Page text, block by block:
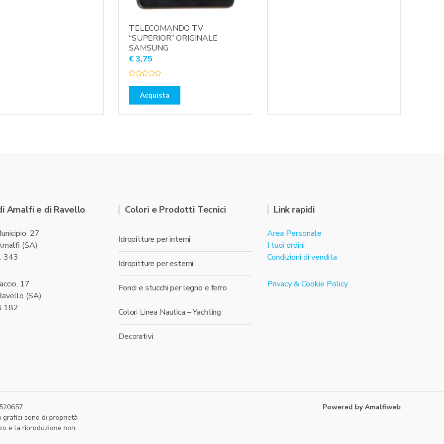
TELECOMANDO TV
“SUPERIOR” ORIGINALE
SAMSUNG
a
t
t
€3,75
Acquista
Amalfi e di Ravello
27
(SA)
343
17
(SA)
182
Colori e Prodotti Tecnici
Idropitture per interni
Idropitture per esterni
Fondi e stucchi per legno e ferro
Colori Linea Nautica – Yachting
Decorativi
Link rapidi
Area Personale
I tuoi ordini
Condizioni di vendita
Privacy & Cookie Policy
sono di proprietà
e la riproduzione non
Powered by Amalfiweb